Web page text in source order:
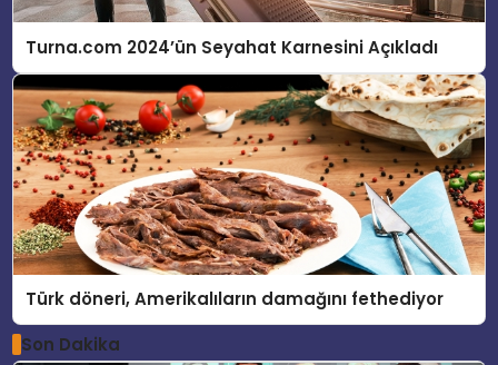
Turna.com 2024’ün Seyahat Karnesini Açıkladı
Türk döneri, Amerikalıların damağını fethediyor
Son Dakika